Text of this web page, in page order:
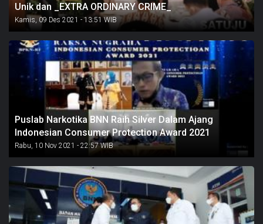
Unik dan _EXTRA ORDINARY CRIME_
Kamis, 09 Des 2021 - 13:51 WIB
Puslab Narkotika BNN Raih Silver Dalam Ajang
Indonesian Consumer Protection Award 2021
Rabu, 10 Nov 2021 - 22:57 WIB